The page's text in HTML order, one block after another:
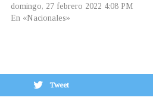
domingo, 27 febrero 2022 4:08 PM
En «Nacionales»
Tweet